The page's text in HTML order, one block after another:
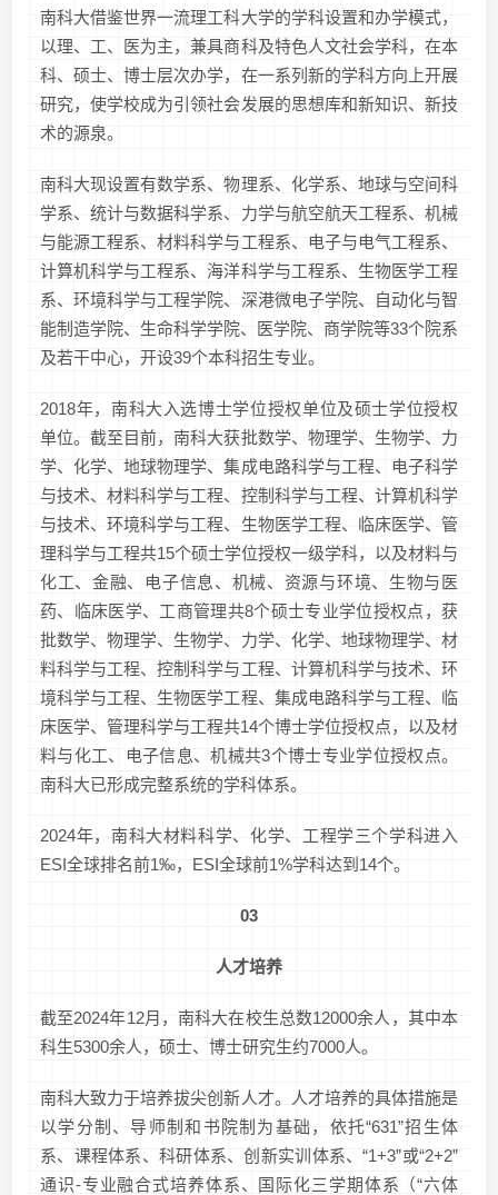
南科大借鉴世界一流理工科大学的学科设置和办学模式，
以理、工、医为主，兼具商科及特色人文社会学科，在本
科、硕士、博士层次办学，在一系列新的学科方向上开展
研究，使学校成为引领社会发展的思想库和新知识、新技
术的源泉。
南科大现设置有数学系、物理系、化学系、地球与空间科
学系、统计与数据科学系、力学与航空航天工程系、机械
与能源工程系、材料科学与工程系、电子与电气工程系、
计算机科学与工程系、海洋科学与工程系、生物医学工程
系、环境科学与工程学院、深港微电子学院、自动化与智
能制造学院、生命科学学院、医学院、商学院等33个院系
及若干中心，开设39个本科招生专业。
2018年，南科大入选博士学位授权单位及硕士学位授权
单位。截至目前，南科大获批数学、物理学、生物学、力
学、化学、地球物理学、集成电路科学与工程、电子科学
与技术、材料科学与工程、控制科学与工程、计算机科学
与技术、环境科学与工程、生物医学工程、临床医学、管
理科学与工程共15个硕士学位授权一级学科，以及材料与
化工、金融、电子信息、机械、资源与环境、生物与医
药、临床医学、工商管理共8个硕士专业学位授权点，获
批数学、物理学、生物学、力学、化学、地球物理学、材
料科学与工程、控制科学与工程、计算机科学与技术、环
境科学与工程、生物医学工程、集成电路科学与工程、临
床医学、管理科学与工程共14个博士学位授权点，以及材
料与化工、电子信息、机械共3个博士专业学位授权点。
南科大已形成完整系统的学科体系。
2024年，南科大材料科学、化学、工程学三个学科进入
ESI全球排名前1‰，ESI全球前1%学科达到14个。
03
人才培养
截至2024年12月，南科大在校生总数12000余人，其中本
科生5300余人，硕士、博士研究生约7000人。
南科大致力于培养拔尖创新人才。人才培养的具体措施是
以学分制、导师制和书院制为基础，依托“631”招生体
系、课程体系、科研体系、创新实训体系、“1+3”或“2+2”
通识-专业融合式培养体系、国际化三学期体系（“六体